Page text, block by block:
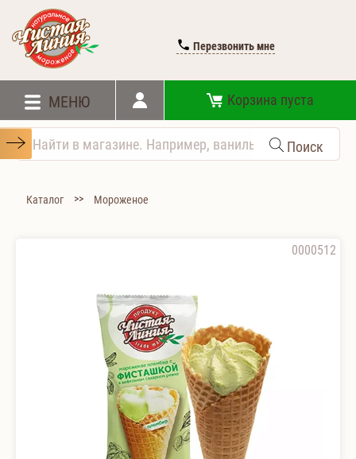
Перезвонить мне
МЕНЮ Корзина пуста
Поиск
Каталог >> Мороженое
0000512